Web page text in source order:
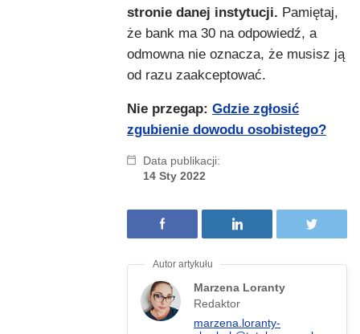
stronie danej instytucji. Pamiętaj,
że bank ma 30 na odpowiedź, a
odmowna nie oznacza, że musisz ją
od razu zaakceptować.
Nie przegap: Gdzie zgłosić
zgubienie dowodu osobistego?
Data publikacji:
14 Sty 2022
Marzena Loranty
Redaktor
marzena.loranty-